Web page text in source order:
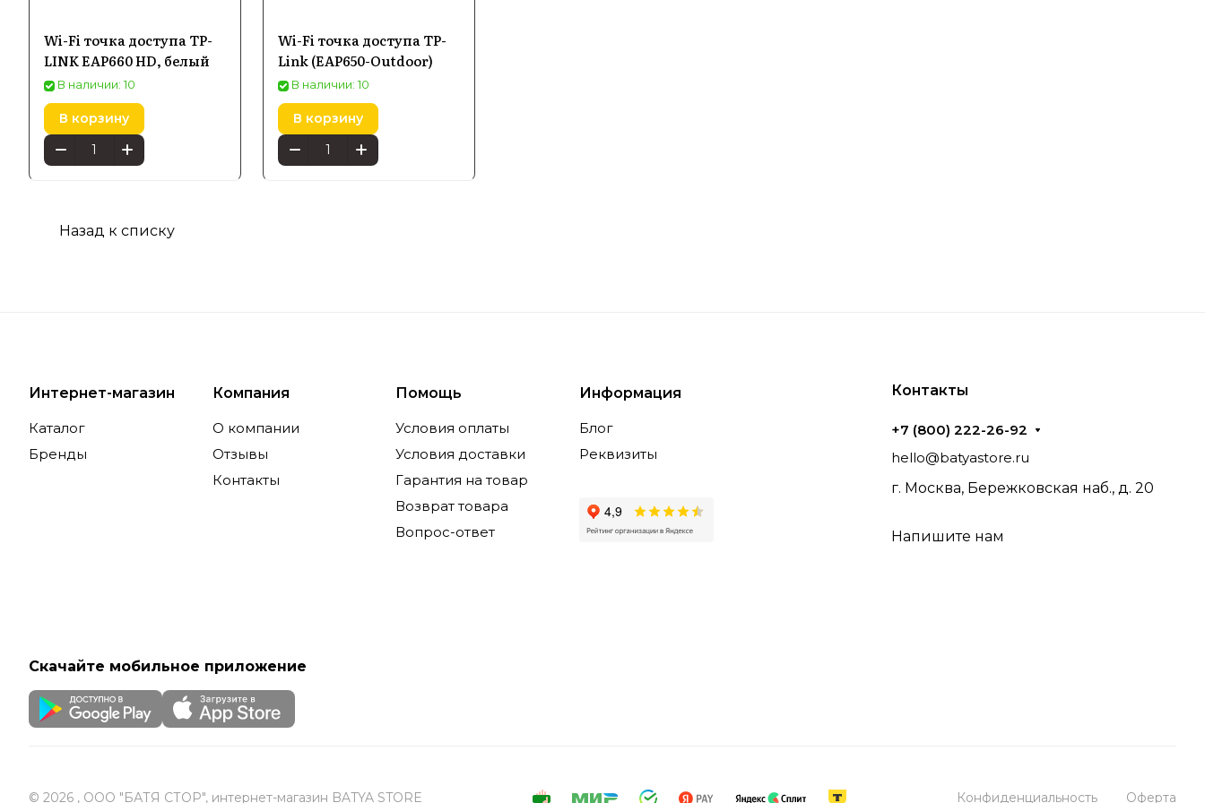
Купить устройства Tp-Link можно в Batya Store — широкий каталог с гарантией магазина и доставкой по
России
Wi-Fi точка доступа TP-
LINK EAP660 HD, белый
В наличии: 10
В корзину
Wi-Fi точка доступа TP-
Link (EAP650-Outdoor)
В наличии: 10
В корзину
Назад к списку
Интернет-магазин
Каталог
Бренды
Компания
О компании
Отзывы
Контакты
Помощь
Условия оплаты
Условия доставки
Гарантия на товар
Возврат товара
Вопрос-ответ
Информация
Блог
Реквизиты
Контакты
+7 (800) 222-26-92
hello@batyastore.ru
г. Москва, Бережковская наб., д. 20
Напишите нам
Скачайте мобильное приложение
© 2026 , ООО "БАТЯ СТОР", интернет-магазин BATYA STORE Конфиденциальность Оферта